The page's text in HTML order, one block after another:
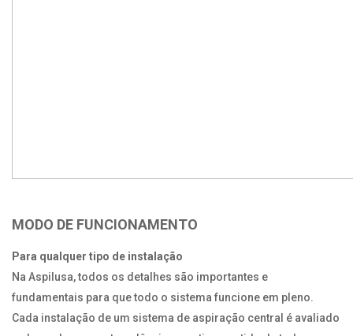
MODO DE FUNCIONAMENTO
Para qualquer tipo de instalação
Na Aspilusa, todos os detalhes são importantes e
fundamentais para que todo o sistema funcione em pleno.
Cada instalação de um sistema de aspiração central é avaliado